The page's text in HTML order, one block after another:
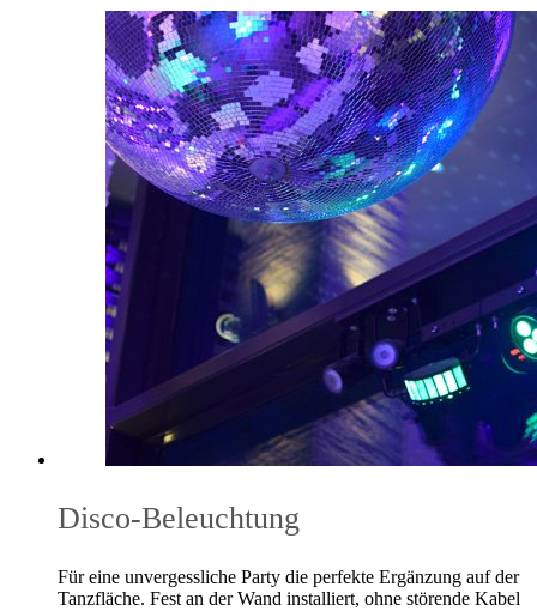
Disco-Beleuchtung
Für eine unvergessliche Party die perfekte Ergänzung auf der
Tanzfläche. Fest an der Wand installiert, ohne störende Kabel